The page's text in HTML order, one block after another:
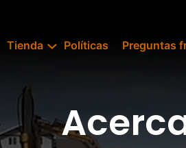
Tienda Políticas Preguntas